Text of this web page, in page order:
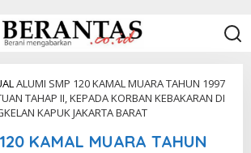
ALUMI SMP 120 KAMAL MUARA TAHUN 1997
TAHAP II, KEPADA KORBAN KEBAKARAN DI
KAPUK JAKARTA BARAT
KAMAL MUARA TAHUN